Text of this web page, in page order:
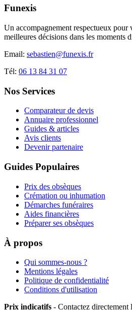
Funexis
Un accompagnement respectueux pour
meilleures décisions dans les moments
Email: sebastien@funexis.fr
Tél: 06 13 84 31 07
Nos Services
Comparateur de devis
Annuaire professionnel
Guides & articles
Avis clients
Devenir partenaire
Guides Populaires
Prix des obsèques
Crémation ou inhumation
Démarches funéraires
Aides financières
Préparer ses obsèques
À propos
Qui sommes-nous ?
Mentions légales
Politique de confidentialité
Conditions d'utilisation
Prix indicatifs - Contactez directement